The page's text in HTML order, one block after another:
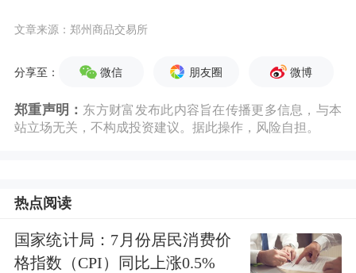
文章来源：郑州商品交易所
分享至： 微信 朋友圈 微博
郑重声明： 东方财富发布此内容旨在传播更多信息，与本
站立场无关，不构成投资建议。据此操作，风险自担。
热点阅读
国家统计局：7月份居民消费价
格指数（CPI）同比上涨0.5%